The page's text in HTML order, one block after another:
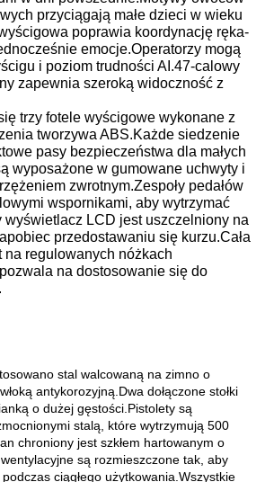
przyciągają małe dzieci w wieku
poprawia koordynację ręka-
emocje.Operatorzy mogą
i poziom trudności AI.47-calowy
zapewnia szeroką widoczność z
trzy fotele wyścigowe wykonane z
tworzywa ABS.Każde siedzenie
pasy bezpieczeństwa dla małych
wyposażone w gumowane uchwyty i
zwrotnym.Zespoły pedałów
wspornikami, aby wytrzymać
wyświetlacz LCD jest uszczelniony na
przedostawaniu się kurzu.Cała
na regulowanych nóżkach
na dostosowanie się do
stal walcowaną na zimno o
antykorozyjną. Dwa dołączone stołki
o dużej gęstości. Pistolety są
stalą, które wytrzymują 500
chroniony jest szkłem hartowanym o
są rozmieszczone tak, aby
ciągłego użytkowania. Wszystkie